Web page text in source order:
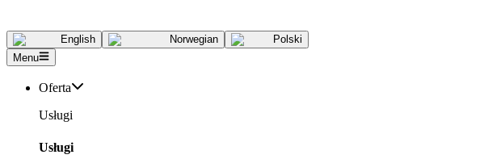
English Norwegian
Polski
Menu
Oferta
Usługi
Usługi